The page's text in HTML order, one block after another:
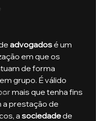
advogados é um
em que os
de forma
grupo. É válido
mais que tenha fins
a prestação de
a sociedade de